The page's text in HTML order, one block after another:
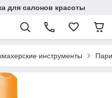
для салонов красоты
инструменты